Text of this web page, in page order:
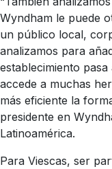
Wyndham le puede
un público local,
analizamos para
establecimiento
accede a muchas
más eficiente la
presidente en
Latinoamérica.
Para Viescas, ser